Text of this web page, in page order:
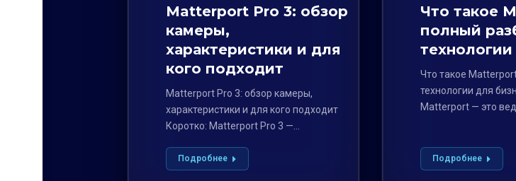
Matterport Pro 3: обзор
камеры,
характеристики и для
кого подходит
Matterport Pro 3: обзор камеры,
характеристики и для кого подходит
Коротко: Matterport Pro 3 —
Подробнее
Что такое
полный
Что такое
технологии для
Matterport — это
Подробнее